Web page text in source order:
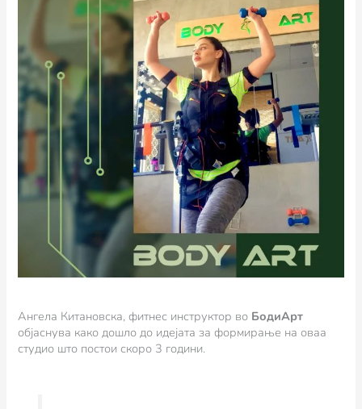
Ангела Китановска, фитнес инструктор во БодиАрт
објаснува како дошло до идејата за формирање на оваа
студио што постои скоро 3 години.